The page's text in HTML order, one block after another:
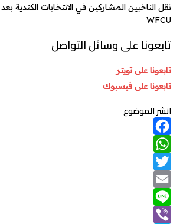
نقل الناخبين المشاركين في الانتخابات الكندية
WFCU
تابعونا على وسائل التواصل
تابعونا على تويتر
تابعونا على فيسبوك
انشر الموضوع
F
a
c
e
b
W
h
a
t
T
wE
mL